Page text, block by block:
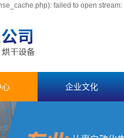
failed to open
心 企业文化